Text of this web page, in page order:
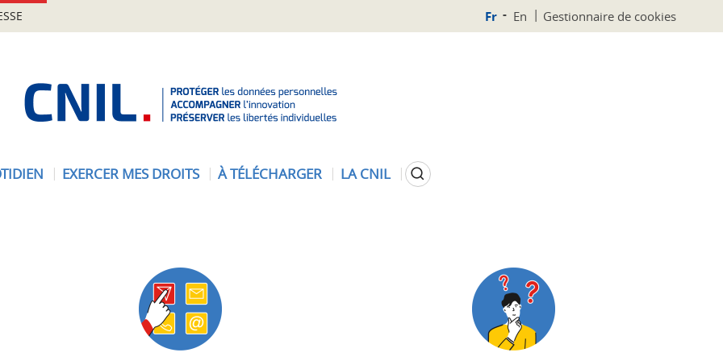
Fr En Gestionnaire de cookies
EXERCER MES DROITS À TÉLÉCHARGER LA CNIL Rechercher